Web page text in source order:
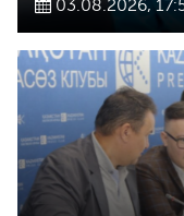
03.08.2026,